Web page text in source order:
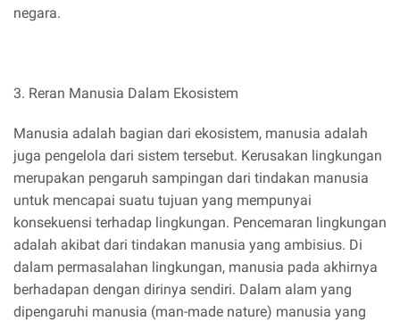
negara.
3. Reran Manusia Dalam Ekosistem
Manusia adalah bagian dari ekosistem, manusia adalah
juga pengelola dari sistem tersebut. Kerusakan lingkungan
merupakan pengaruh sampingan dari tindakan manusia
untuk mencapai suatu tujuan yang mempunyai
konsekuensi terhadap lingkungan. Pencemaran lingkungan
adalah akibat dari tindakan manusia yang ambisius. Di
dalam permasalahan lingkungan, manusia pada akhirnya
berhadapan dengan dirinya sendiri. Dalam alam yang
dipengaruhi manusia (man-made nature) manusia yang